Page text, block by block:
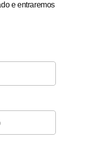
e entraremos